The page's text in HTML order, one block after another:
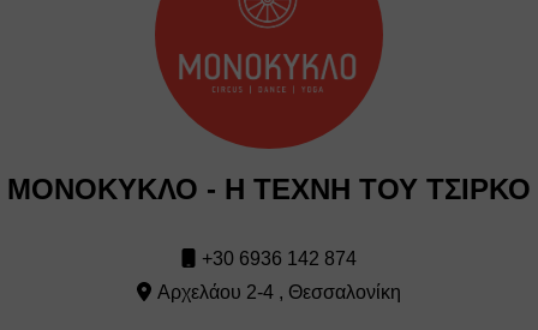
ΜΟΝΟΚΥΚΛΟ - Η ΤΕΧΝΗ ΤΟΥ ΤΣΙΡΚΟ
+30 6936 142 874
Αρχελάου 2-4 , Θεσσαλονίκη